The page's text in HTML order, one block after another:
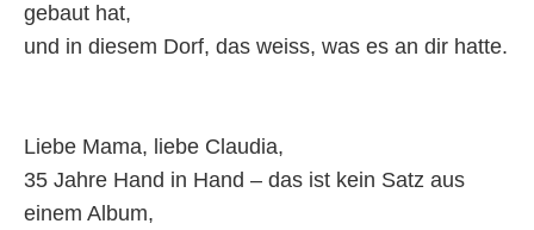
gebaut hat,
und in diesem Dorf, das weiss, was es an dir hatte.
Liebe Mama, liebe Claudia,
35 Jahre Hand in Hand – das ist kein Satz aus
einem Album,